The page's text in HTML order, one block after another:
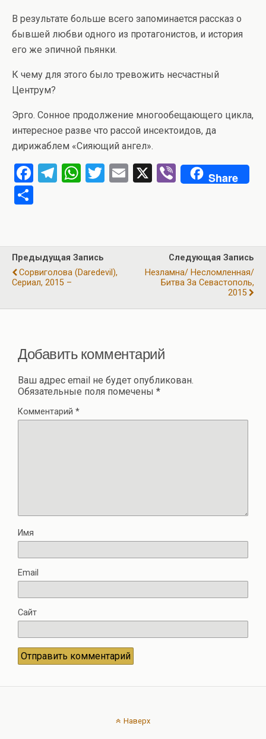
В результате больше всего запоминается рассказ о
бывшей любви одного из протагонистов, и история
его же эпичной пьянки.
К чему для этого было тревожить несчастный
Центрум?
Эрго. Сонное продолжение многообещающего цикла,
интересное разве что рассой инсектоидов, да
дирижаблем «Сияющий ангел».
F
o
o
k
T
a
m
W
A
p
T
E
X
Vi
Share
р
а
в
и
Предыдущая Запись
Сорвиголова (Daredevil),
Сериал, 2015 –
Следующая Запись
Незламна/ Несломленная/
Битва За Севастополь,
2015
Добавить комментарий
Ваш адрес email не будет опубликован.
Обязательные поля помечены *
Комментарий *
Имя
Email
Сайт
Наверх